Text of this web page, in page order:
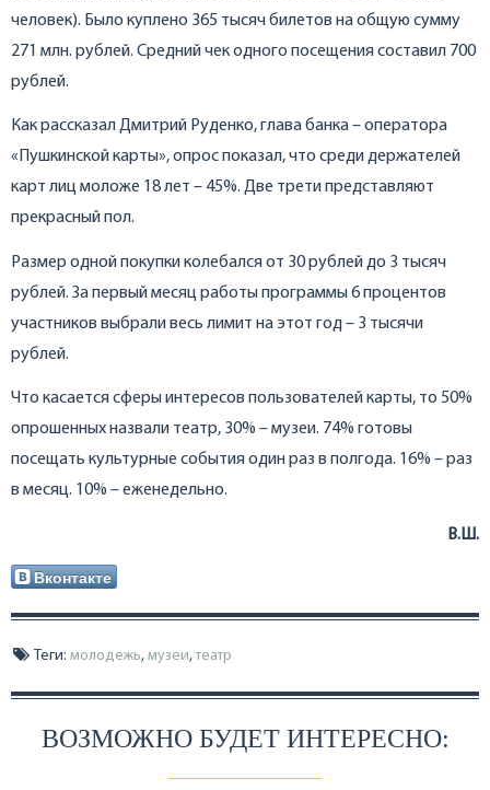
человек). Было куплено 365 тысяч билетов на общую сумму
271 млн. рублей. Средний чек одного посещения составил 700
рублей.
Как рассказал Дмитрий Руденко, глава банка – оператора
«Пушкинской карты», опрос показал, что среди держателей
карт лиц моложе 18 лет – 45%. Две трети представляют
прекрасный пол.
Размер одной покупки колебался от 30 рублей до 3 тысяч
рублей. За первый месяц работы программы 6 процентов
участников выбрали весь лимит на этот год – 3 тысячи
рублей.
Что касается сферы интересов пользователей карты, то 50%
опрошенных назвали театр, 30% – музеи. 74% готовы
посещать культурные события один раз в полгода. 16% – раз
в месяц. 10% – еженедельно.
В.Ш.
Вконтакте
Теги: молодежь, музеи,театр
ВОЗМОЖНО БУДЕТ ИНТЕРЕСНО: